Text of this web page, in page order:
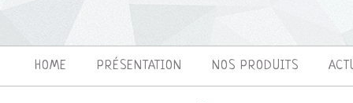
HOME PRÉSENTATION NOS PRODUITS